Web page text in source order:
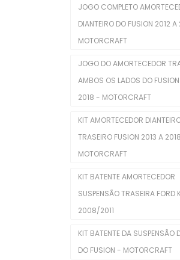
Coxins De Motor
Eletroventiladores
Filtros De Ar
Filtros De Combustível
Injetores
Juntas De Cabecote
Juntas Tampa De
Kit De Distribuição
Kits Completos
Kits De Filtros
JOGO COMPLETO
DIANTEIRO DO FUSION 2012
MOTORCRAFT
JOGO DO AMORTECEDOR
AMBOS OS LADOS DO
2018 - MOTORCRAFT
KIT AMORTECEDOR
TRASEIRO FUSION 2013 A
MOTORCRAFT
KIT BATENTE AMORTECEDOR
SUSPENSÃO TRASEIRA FORD
2008/2011
KIT BATENTE DA SUSPENSÃO
DO FUSION - MOTORCRAFT